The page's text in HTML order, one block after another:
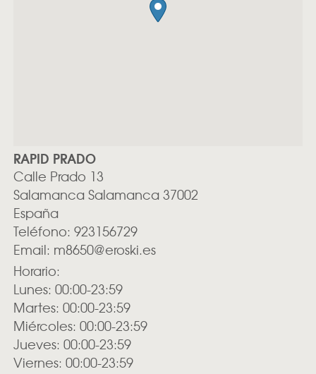
RAPID PRADO
Calle Prado 13
Salamanca Salamanca 37002
España
Teléfono: 923156729
Email: m8650@eroski.es
Horario:
Lunes: 00:00-23:59
Martes: 00:00-23:59
Miércoles: 00:00-23:59
Jueves: 00:00-23:59
Viernes: 00:00-23:59